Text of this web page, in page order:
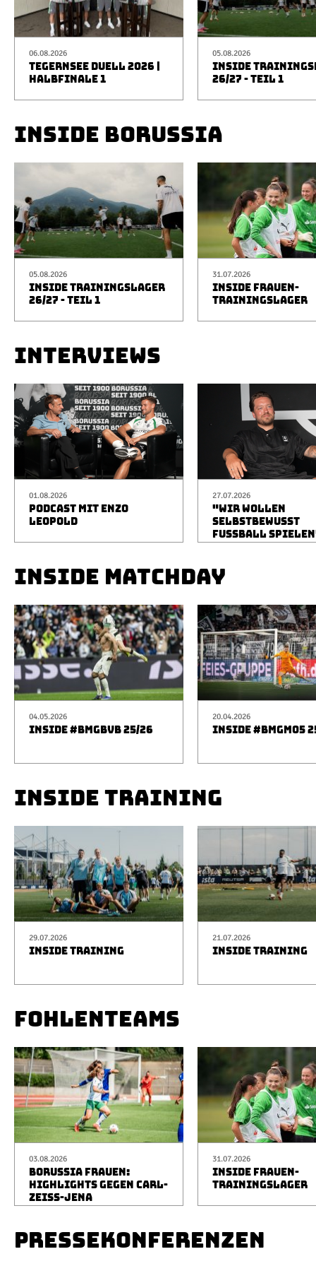
06.08.2026
TEGERNSEE DUELL 2026 |
HALBFINALE 1
05.08.2026
INSIDE
26/27 - TEIL 1
INSIDE BORUSSIA
05.08.2026
INSIDE TRAININGSLAGER
26/27 - TEIL 1
31.07.2026
INSIDE FRAUEN-
TRAININGSLAGER
INTERVIEWS
01.08.2026
PODCAST MIT ENZO
LEOPOLD
27.07.2026
"WIR WOLLEN
SELBSTBEWUSST
FUSSBALL
INSIDE MATCHDAY
04.05.2026
INSIDE #BMGBVB 25/26
20.04.2026
INSIDE #BMGM05
INSIDE TRAINING
29.07.2026
INSIDE TRAINING
21.07.2026
INSIDE TRAINING
FOHLENTEAMS
03.08.2026
BORUSSIA FRAUEN:
HIGHLIGHTS GEGEN CARL-
ZEISS-JENA
31.07.2026
INSIDE FRAUEN-
TRAININGSLAGER
PRESSEKONFERENZEN